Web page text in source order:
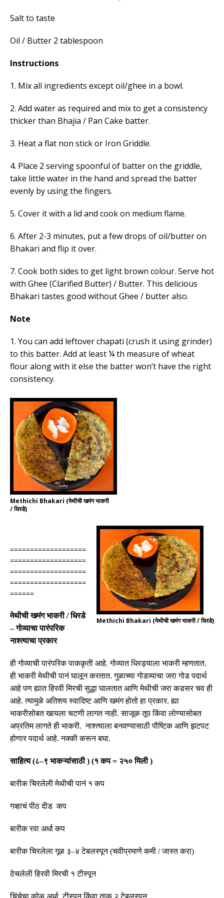
Salt to taste
Oil / Butter 2 tablespoon
Instructions
1. Mix all ingredients except oil/ghee in a bowl.
2. Add water as required and mix to get a consistency
thicker than Bhajia / Pan Cake batter.
3. Heat a flat non stick or Iron Griddle.
4. Place 2 serving spoonful of batter on the griddle,
take little water in the hand and spread the batter
evenly by using the fingers.
5. Cover it with a lid and cook on medium flame.
6. After 2-3 minutes, put a few drops of oil/butter on
Bhakari and flip it over.
7. Cook both sides to get light brown colour. Serve hot
with Ghee (Clarified Butter) / Butter. This delicious
Bhakari tastes good without Ghee / butter also.
Note
1. You can add leftover chapati (crush it using grinder)
to this batter. Add at least ¼ th measure of wheat
flour along with it else the batter won’t have the right
consistency.
Methichi Bhakari (मेथीची खमंग भाकरी
/ धिरडे)
Methichi Bhakari (मेथीची खमंग भाकरी / धिरडे)
===================
===================
===================
===================
======
मेथीची खमंग भाकरी/धिरडे
–गोव्याचा पारंपरिक
नाश्त्याचा प्रकार
ही गोव्याचीपारंपरिकपाककृती आहे.गोव्यात धिरड्याला भाकरी म्हणतात.
ही भाकरी मेथीची पानं घालून करतात.गुळाच्या गोडव्याचा जरा गोड पदार्थ
आहे पण ह्यात हिरवी मिरची सुद्धा घालतात आणि मेथीची जरा कडसर चव ही
आहे.त्यामुळे अतिशय स्वादिष्टआणि खमंगहोतो हा प्रकार.ह्या
भाकरीसोबत खायला चटणी लागत नाही.साजूक तूप किंवा लोण्यासोबत
अप्रतिम लागते ही भाकरी.नाश्त्याला बनवण्यासाठी पौष्टिक आणि झटपट
होणार पदार्थ आहे.नक्की करून बघा.
साहित्य(८–९ भाकऱ्यांसाठी) (१ कप= २५० मिली)
बारीक चिरलेली मेथीची पानं १ कप
गव्हाचं पीठ दीड कप
बारीक रवा अर्धा कप
बारीक चिरलेला गूळ ३–४ टेबलस्पून(चवीप्रमाणे कमी /जास्त करा)
ठेचलेली हिरवी मिरची १ टीस्पून